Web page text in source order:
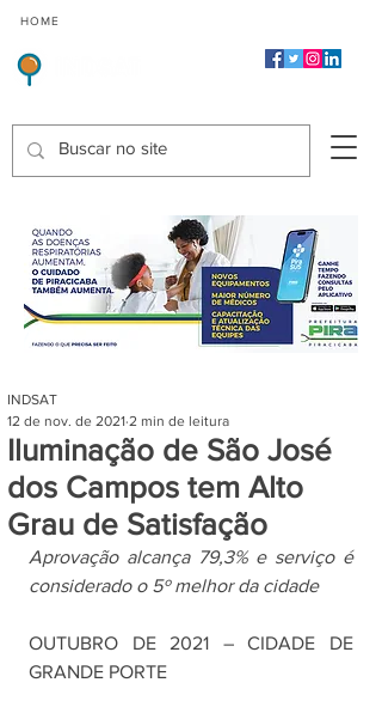
HOME
Iluminação de São José
dos Campos tem Alto
Grau de Satisfação
INDSAT
12 de nov. de 2021 2 min de leitura
Aprovação alcança 79,3% e serviço é
considerado o 5º melhor da cidade
OUTUBRO DE 2021 – CIDADE DE
GRANDE PORTE